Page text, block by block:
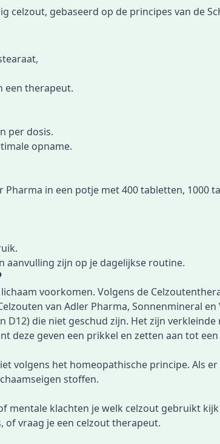
celzout, gebaseerd op de principes van de
een therapeut.
per dosis.
opname.
Pharma in een potje met400 tabletten, 1000
aanvulling zijn op je dagelijkse routine.
voorkomen. Volgens de
van Adler Pharma, Sonnenmineral
D12) die niet geschud zijn. Het zijn
deze geven een prikkel en zetten aan tot
volgens het homeopathische principe. Als
stoffen.
mentale klachten je welk celzout gebruikt
of vraag je een celzout therapeut.